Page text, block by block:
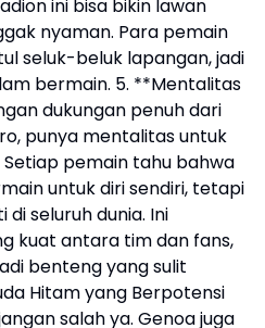
ini bisa bikin lawan
nyaman. Para pemain
seluk-beluk lapangan, jadi
bermain. 5. **Mentalitas
dukungan penuh dari
punya mentalitas untuk
pemain tahu bahwa
untuk diri sendiri, tetapi
seluruh dunia. Ini
kuat antara tim dan fans,
benteng yang sulit
Hitam yang Berpotensi
salah ya. Genoa juga